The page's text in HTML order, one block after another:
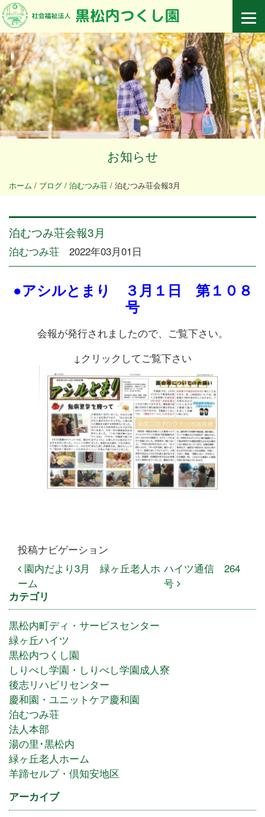
お知らせ
ホーム / ブログ / 泊むつみ荘 / 泊むつみ荘会報3月
泊むつみ荘会報3月
泊むつみ荘 2022年03月01日
●アシルとまり ３月１日 第１０８
号
会報が発行されましたので、ご覧下さい。
↓クリックしてご覧下さい
投稿ナビゲーション
園内だより3月 緑ヶ丘老人ホ
ーム
ハイツ通信 264
号
カテゴリ
黒松内町ディ・サービスセンター
緑ヶ丘ハイツ
黒松内つくし園
しりべし学園・しりべし学園成人寮
後志リハビリセンター
慶和園・ユニットケア慶和園
泊むつみ荘
法人本部
湯の里･黒松内
緑ヶ丘老人ホーム
羊蹄セルプ・倶知安地区
アーカイブ